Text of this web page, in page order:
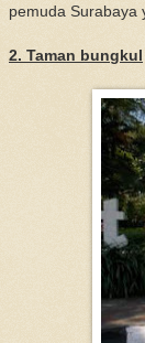
pemuda Surabaya
2. Taman bungkul